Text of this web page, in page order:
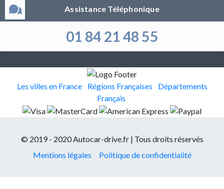
Assistance Téléphonique
01 84 21 48 55
Les villes en France Régions Françaises
Départements
Français
© 2019 - 2020 Autocar-drive.fr | Tous droits réservés
Mentions légales
Politique de confidentialité